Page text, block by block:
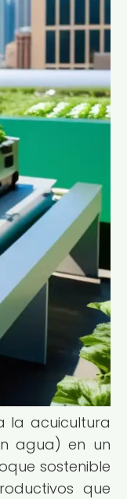
la acuicultura
agua) en un
sostenible
que